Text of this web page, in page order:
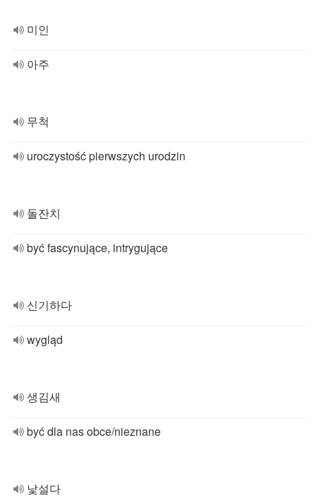
미인
아주
무척
uroczystość pierwszych urodzin
돌잔치
być fascynujące, intrygujące
신기하다
wygląd
생김새
być dla nas obce/nieznane
낯설다